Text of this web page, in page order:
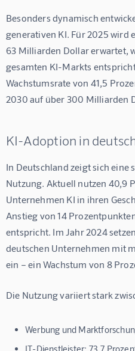
Besonders dynamisch
generativen KI. Für 2025 wird
63 Milliarden Dollar erwartet,
gesamten KI-Markts
Wachstumsrate von 41,5
2030 auf über 300 Milliarden
KI-Adoption in
In Deutschland zeigt sich eine
Nutzung. Aktuell nutzen 40,9
Unternehmen KI in ihren
Anstieg von 14
entspricht. Im Jahr 2024
deutschen Unternehmen mit
ein – ein Wachstum von 8
Die Nutzung variiert stark
Werbung und